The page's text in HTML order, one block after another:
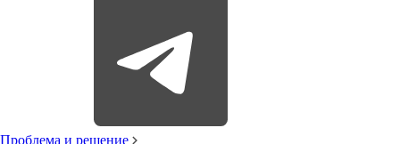
Проблема и решение